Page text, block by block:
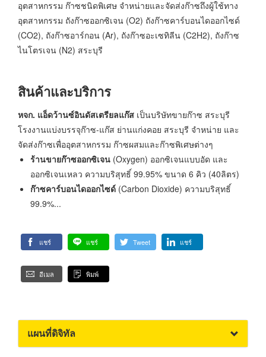
อุตสาหกรรม ก๊าซชนิดพิเศษ จำหน่ายและจัดส่งก๊าซถึงผู้ใช้ทาง
อุตสาหกรรม ถังก๊าซออกซิเจน (O2) ถังก๊าซคาร์บอนไดออกไซด์
(CO2), ถังก๊าซอาร์กอน (Ar), ถังก๊าซอะเซทิลีน (C2H2), ถังก๊าซ
ไนโตรเจน (N2) สระบุรี
สินค้าและบริการ
หจก. แอ็ดว้านซ์อินดัสเตรียลแก๊ส เป็นบริษัทขายก๊าซ สระบุรี
โรงงานแบ่งบรรจุก๊าซ-แก๊ส ย่านแก่งคอย สระบุรี จำหน่าย และ
จัดส่งก๊าซเพื่ออุตสาหกรรม ก๊าซผสมและก๊าซพิเศษต่างๆ
ร้านขายก๊าซออกซิเจน (Oxygen) ออกซิเจนแบบอัด และ
ออกซิเจนเหลว ความบริสุทธิ์ 99.95% ขนาด 6 คิว (40ลิตร)
ก๊าซคาร์บอนไดออกไซด์ (Carbon Dioxide) ความบริสุทธิ์
99.9%...
แชร์ แชร์ Tweet แชร์
อีเมล พิมพ์
แผนที่ดิจิทัล